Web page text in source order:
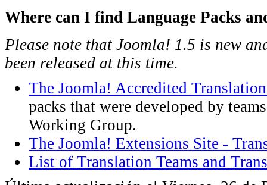
Where can I find Language Packs
Please note that Joomla! 1.5 is new
been released at this time.
The Joomla! Accredited
packs that were developed by
Working Group.
The Joomla! Extensions Site -
List of Translation Teams and